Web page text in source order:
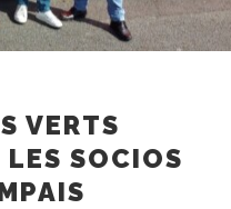
VERTS
SOCIOS